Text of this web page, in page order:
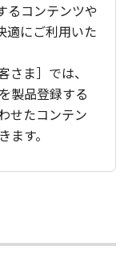
るコンテンツや
適にご利用いた
さま］では、
製品登録する
せたコンテン
す。